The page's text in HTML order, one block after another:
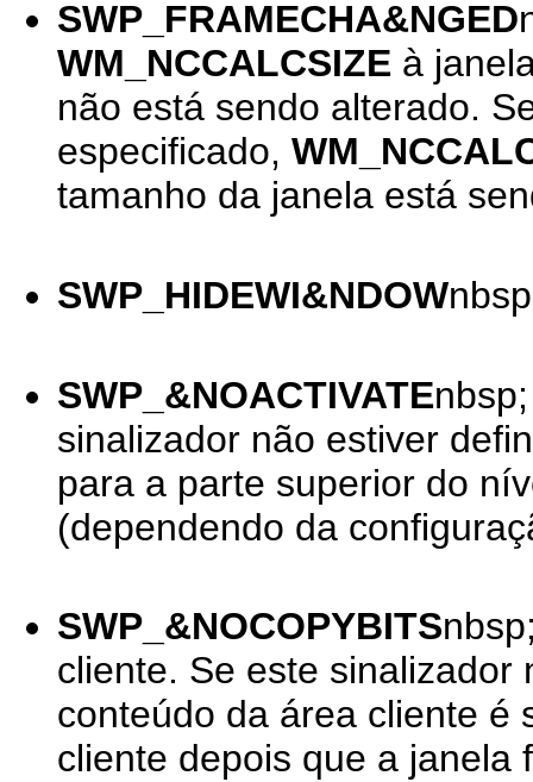
SWP_FRAMECHA&NGED
WM_NCCALCSIZE à
não está sendo alterado.
especificado,
tamanho da janela está
SWP_HIDEWI&NDOW
SWP_&NOACTIVATE
sinalizador não estiver
para a parte superior do
(dependendo da
SWP_&NOCOPYBITS
cliente. Se este sinalizador
conteúdo da área cliente é
cliente depois que a janela